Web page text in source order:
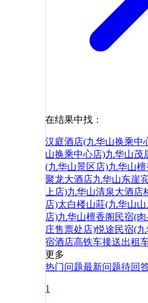
在结果中找：
汉庭酒店(九华山换乘中
山换乘中心店)九华山茂
(九华山景区店)九华山
聚龙大酒店九华山东崖
上店)九华山清泉大酒店
店)太白楼山莊(九华山
店)九华山檀香阁民宿(
庄售票处店)悦途民宿(
宿酒店高铁车接送出租
更多
热门问题最新问题待回
1